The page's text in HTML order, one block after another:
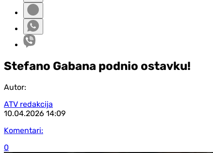
Stefano Gabana podnio ostavku!
Autor:
ATV redakcija
10.04.2026 14:09
Komentari:
0